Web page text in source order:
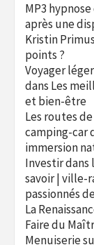
MP3 hypnose
après une
Kristin Primus
points ?
Voyager
dans Les
et bien-être
Les routes
camping-car
immersion
Investir
savoir | ville-
passionnés
La
Faire du
Menuiserie